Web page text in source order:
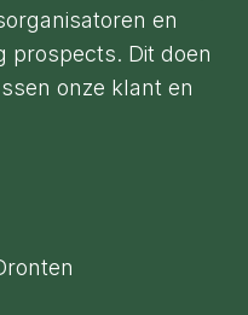
en
prospects. Dit doen
onze klant en